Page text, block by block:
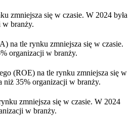
zmniejsza się w czasie. W 2024 była
w branży.
na tle rynku zmniejsza się w czasie.
organizacji w branży.
(ROE) na tle rynku zmniejsza się w
niż 35% organizacji w branży.
zmniejsza się w czasie. W 2024
w branży.